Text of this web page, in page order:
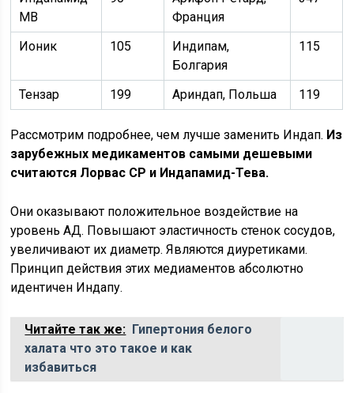
МВ
Франция
Ионик 105
Индипам,
Болгария
115
Тензар 199 Ариндап, Польша 119
Рассмотрим подробнее, чем лучше заменить Индап. Из
зарубежных медикаментов самыми дешевыми
считаются Лорвас СР и Индапамид-Тева.
Они оказывают положительное воздействие на
уровень АД. Повышают эластичность стенок сосудов,
увеличивают их диаметр. Являются диуретиками.
Принцип действия этих медиаментов абсолютно
идентичен Индапу.
Читайте так же: Гипертония белого
халата что это такое и как
избавиться